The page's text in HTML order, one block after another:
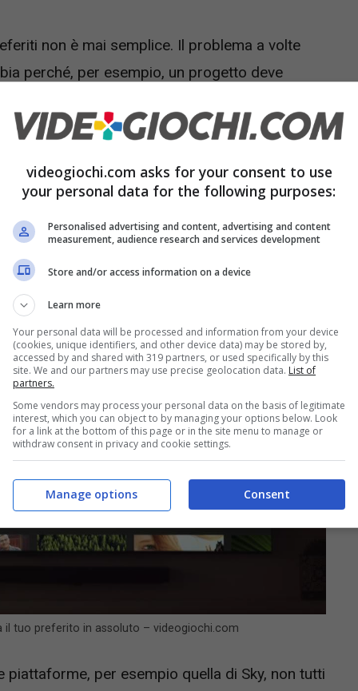
non è mai semplice. Il problema a volte
perché, per esempio, un progetto deve
sui tuoi canali preferiti non c’è niente da
che i canali del digitale terrestre offrono.
il tuo preferito in assoluto – videogiochi.com
per esempio quella di Sky, non tutti
videogiochi.com asks for your consent to use
your personal data for the following purposes:
Personalised advertising and content, advertising and content
measurement, audience research and services development
Store and/or access information on a device
Learn more
Your personal data will be processed and information from your device
(cookies, unique identifiers, and other device data) may be stored by,
accessed by and shared with 319 partners, or used specifically by this
site. We and our partners may use precise geolocation data. List of
partners.
Some vendors may process your personal data on the basis of legitimate
interest, which you can object to by managing your options below. Look
for a link at the bottom of this page or in the site menu to manage or
withdraw consent in privacy and cookie settings.
Consent
Manage options